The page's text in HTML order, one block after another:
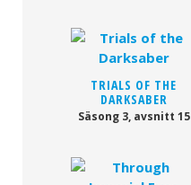
TRIALS OF THE
DARKSABER
Säsong 3, avsnitt 15